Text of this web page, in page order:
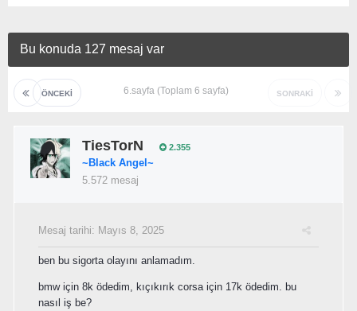
Bu konuda 127 mesaj var
ÖNCEKI SONRAKI
6.sayfa (Toplam 6 sayfa)
TiesTorN 2.355
~Black Angel~
5.572 mesaj
Mesaj tarihi: Mayıs 8, 2025
ben bu sigorta olayını anlamadım.
bmw için 8k ödedim, kıçıkırık corsa için 17k ödedim. bu
nasıl iş be?